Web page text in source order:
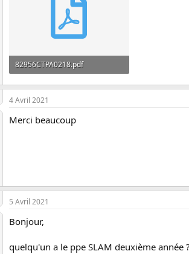
82956CTPA0218.pdf
260.9 KB · Affichages: 83
4 Avril 2021
Merci beaucoup
5 Avril 2021
Bonjour,
quelqu'un a le ppe SLAM deuxième année ?